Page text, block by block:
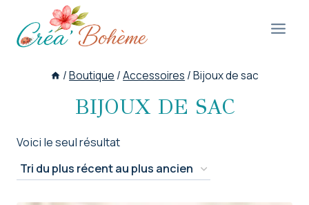
contenu
/Boutique /Accessoires /Bijoux de sac
BIJOUX DE SAC
Voici le seul résultat